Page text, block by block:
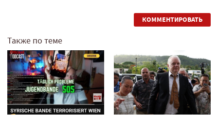
КОММЕНТИРОВАТЬ
Также по теме